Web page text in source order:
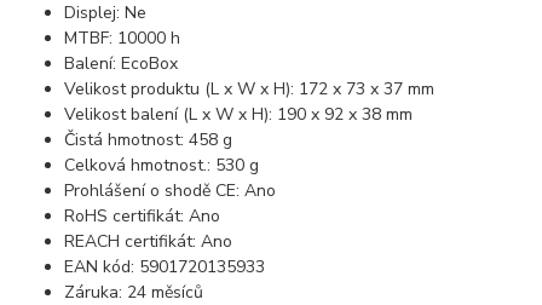
Displej: Ne
MTBF: 10000 h
Balení: EcoBox
Velikost produktu (L x W x H): 172 x 73 x 37 mm
Velikost balení (L x W x H): 190 x 92 x 38 mm
Čistá hmotnost: 458 g
Celková hmotnost.: 530 g
Prohlášení o shodě CE: Ano
RoHS certifikát: Ano
REACH certifikát: Ano
EAN kód: 5901720135933
Záruka: 24 měsíců